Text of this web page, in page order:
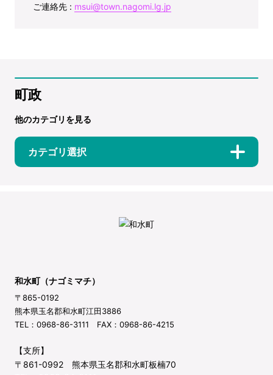
ご連絡先 : msui@town.nagomi.lg.jp
町政
他のカテゴリを見る
カテゴリ選択
和水町（ナゴミマチ）
〒865-0192
熊本県玉名郡和水町江田3886
TEL：0968-86-3111 FAX：0968-86-4215
【支所】
〒861-0992 熊本県玉名郡和水町板楠70